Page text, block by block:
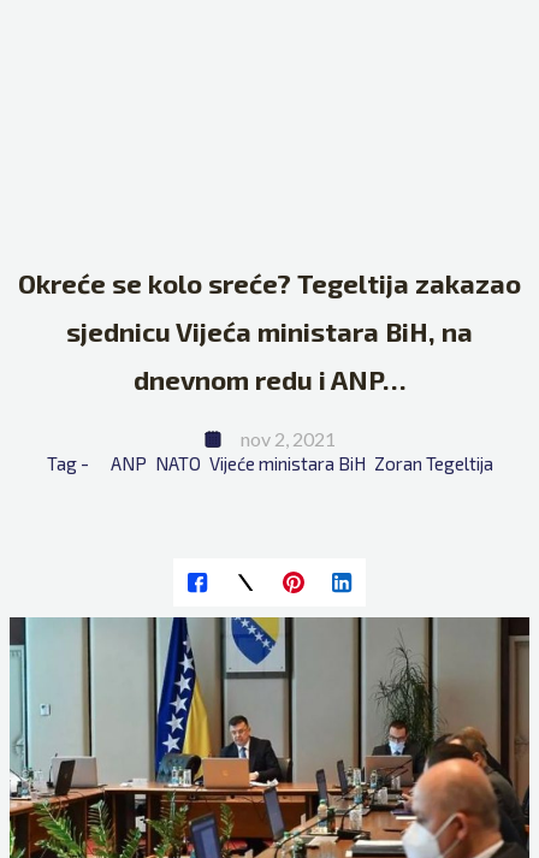
Okreće se kolo sreće? Tegeltija zakazao
sjednicu Vijeća ministara BiH, na
dnevnom redu i ANP…
nov 2, 2021
Tag - ANP NATO Vijeće ministara BiH Zoran Tegeltija